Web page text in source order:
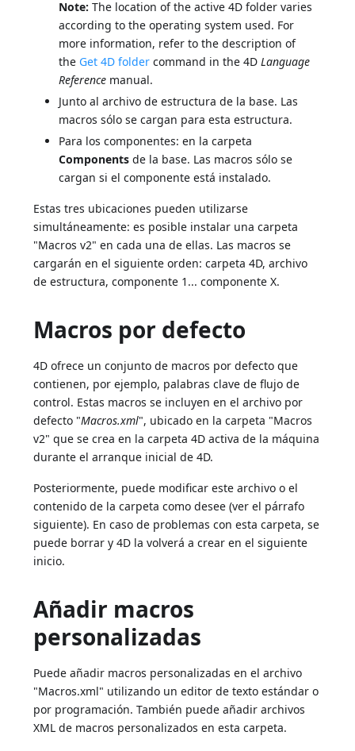
Note: The location of the active 4D folder varies
according to the operating system used. For
more information, refer to the description of
the Get 4D folder command in the 4DLanguage
Reference manual.
Junto al archivo de estructura de la base. Las
macros sólo se cargan para esta estructura.
Para los componentes: en la carpeta
Components de la base. Las macros sólo se
cargan si el componente está instalado.
Estas tres ubicaciones pueden utilizarse
simultáneamente: es posible instalar una carpeta
"Macros v2" en cada una de ellas. Las macros se
cargarán en el siguiente orden: carpeta 4D, archivo
de estructura, componente 1... componente X.
Macros por defecto
4D ofrece un conjunto de macros por defecto que
contienen, por ejemplo, palabras clave de flujo de
control. Estas macros se incluyen en el archivo por
defecto "Macros.xml", ubicado en la carpeta "Macros
v2" que se crea en la carpeta 4D activa de la máquina
durante el arranque inicial de 4D.
Posteriormente, puede modificar este archivo o el
contenido de la carpeta como desee (ver el párrafo
siguiente). En caso de problemas con esta carpeta, se
puede borrar y 4D la volverá a crear en el siguiente
inicio.
Añadir macros
personalizadas
Puede añadir macros personalizadas en el archivo
"Macros.xml" utilizando un editor de texto estándar o
por programación. También puede añadir archivos
XML de macros personalizados en esta carpeta.